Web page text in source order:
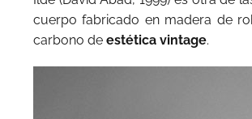
cuerpo fabricado en madera de
carbono de estética vintage.